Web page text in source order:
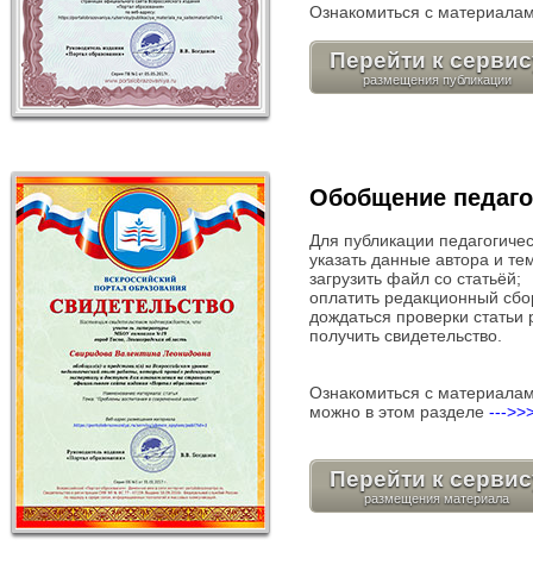
Ознакомиться с
Перейти к
размещения публикации
Обобщение
Для публикации
указать данные автора и
загрузить файл со статьёй;
оплатить редакционный
дождаться проверки
получить свидетельство.
Ознакомиться с
можно в этом разделе ---
Перейти к
размещения материала